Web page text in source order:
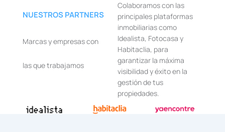
NUESTROS PARTNERS
Marcas y empresas con
las que trabajamos
Colaboramos con las
principales plataformas
inmobiliarias como
Idealista, Fotocasa y
Habitaclia, para
garantizar la máxima
visibilidad y éxito en la
gestión de tus
propiedades.